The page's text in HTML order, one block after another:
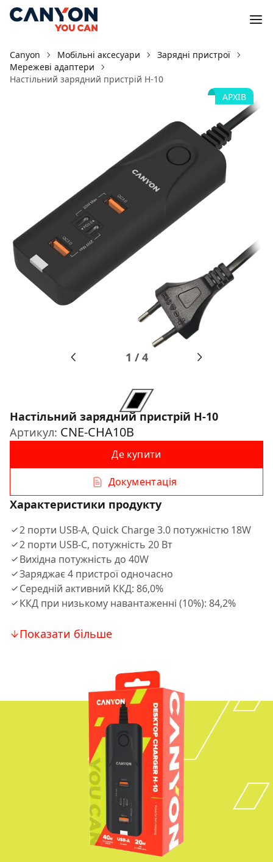
Canyon Мобільні аксесуари
Зарядні пристрої
Мережеві адаптери
Настільний зарядний пристрій H-10
АРХІВ
1 /4
Настільний зарядний пристрій H-10
Артикул: CNE-CHA10B
Де купити
Документація
Характеристики продукту
2 порти USB-A, Quick Charge 3.0 потужністю 18W
2 порти USB-C, потужність 20 Вт
Вихідна потужність до 40W
Заряджає 4 пристрої одночасно
Середній активний ККД: 86,0%
ККД при низькому навантаженні (10%): 84,2%
Показати більше